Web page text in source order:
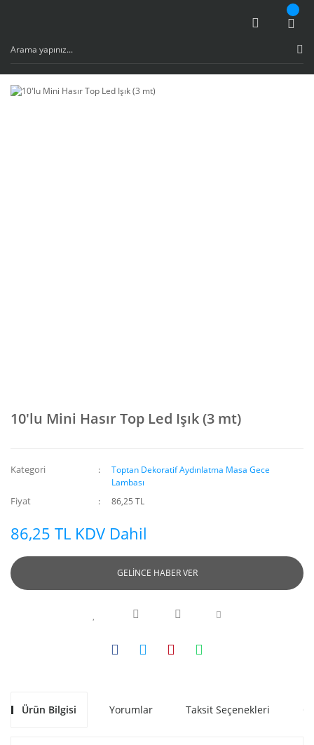
10'lu Mini Hasır Top Led Işık (3 mt)
Kategori
Toptan Dekoratif Aydınlatma Masa Gece
Lambası
Fiyat 86,25 TL
86,25 TL KDV Dahil
GELİNCE HABER VER
Ürün Bilgisi Yorumlar Taksit Seçenekleri